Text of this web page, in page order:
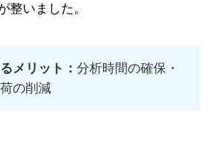
整いました。
メリット：分析時間の確保・
の削減